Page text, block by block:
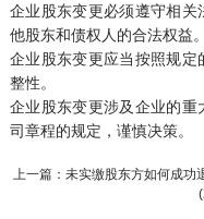
企业股东变更必须遵守相
他股东和债权人的合法权益。
企业股东变更应当按照规
整性。
企业股东变更涉及企业的
司章程的规定，谨慎决策。
上一篇：未实缴股东方如何成功